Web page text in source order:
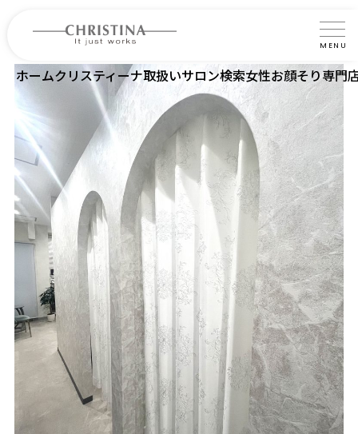
MENU
クリスティーナについて
製品について
製品の使い方
サロントリートメント
サロン検索
よくあるご質問
認定インストラクター・トレーナー紹介
コラム
会社概要
ホームクリスティーナ取扱いサロン検索女性お顔そり専門